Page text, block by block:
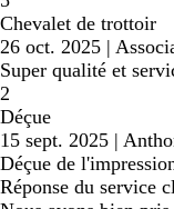
Chevalet de trottoir
26 oct. 2025 |
Super qualité et
2
Déçue
15 sept. 2025 |
Déçue de
Réponse du service